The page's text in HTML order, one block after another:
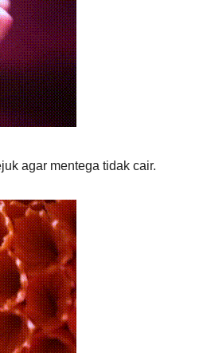
agar mentega tidak cair.